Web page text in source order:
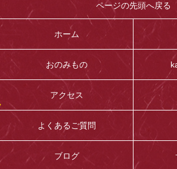
ページの先頭へ戻る
ホーム
おのみもの
アクセス
よくあるご質問
ブログ